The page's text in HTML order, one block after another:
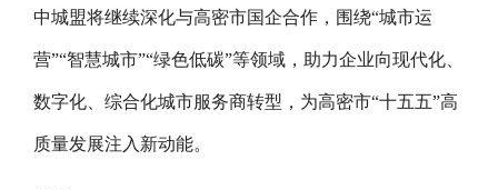
中城盟将继续深化与高密市国企合作，围绕“城市运
营”“智慧城市”“绿色低碳”等领域，助力企业向现代化、
数字化、综合化城市服务商转型，为高密市“十五五”高
质量发展注入新动能。